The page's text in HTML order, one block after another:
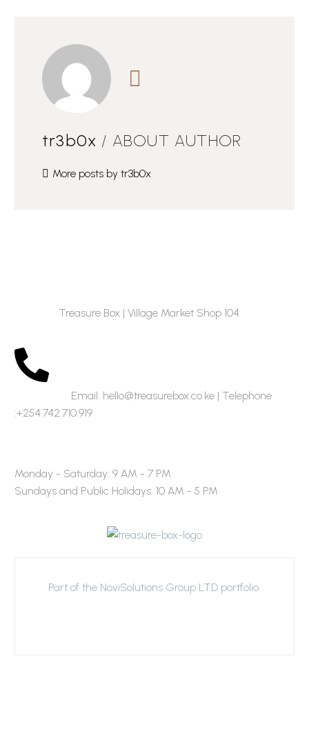
tr3b0x / ABOUT AUTHOR
More posts by tr3b0x
Treasure Box | Village Market Shop 104
Email: hello@treasurebox.co.ke | Telephone
:+254.742.710.919
Monday - Saturday: 9 AM - 7 PM
Sundays and Public Holidays: 10 AM - 5 PM
Part of the NoviSolutions Group LTD portfolio.